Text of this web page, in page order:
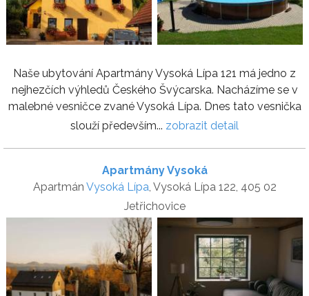
Naše ubytování Apartmány Vysoká Lípa 121 má jedno z
nejhezčích výhledů Českého Švýcarska. Nacházíme se v
malebné vesničce zvané Vysoká Lípa. Dnes tato vesnička
slouží především... zobrazit detail
Apartmány Vysoká
Apartmán Vysoká Lípa, Vysoká Lípa 122, 405 02
Jetřichovice